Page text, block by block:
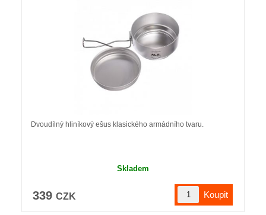
Dvoudílný hliníkový ešus klasického armádního tvaru.
Skladem
339 CZK